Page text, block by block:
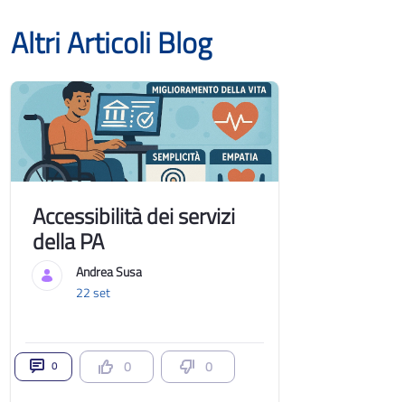
Altri Articoli Blog
Accessibilità dei servizi
della PA
Andrea Susa
22 set
0 0 0